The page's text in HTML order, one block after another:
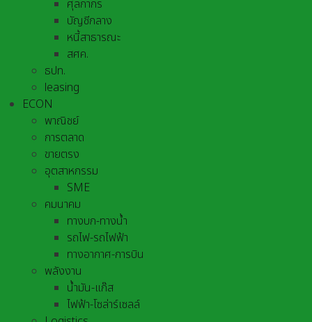
ศุลกากร
บัญชีกลาง
หนี้สาธารณะ
สศค.
ธปท.
leasing
ECON
พาณิชย์
การตลาด
ขายตรง
อุตสาหกรรม
SME
คมนาคม
ทางบก-ทางน้ำ
รถไฟ-รถไฟฟ้า
ทางอากาศ-การบิน
พลังงาน
น้ำมัน-แก๊ส
ไฟฟ้า-โซล่าร์เซลล์